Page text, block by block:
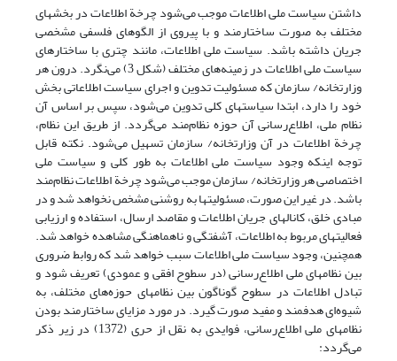
داشتن سیاست ملی اطلاعات موجب می‌شود چرخة اطلاعات در بخشهای
مختلف به صورت ساختارمند و با پیروی از الگوهای فلسفی مشخصی
جریان داشته باشد. سیاست ملی اطلاعات، مانند چتری با ساختارهای
سیاست ملی اطلاعات در زمینه‌های مختلف (شکل 3) می‌نگرد. درون هر
وزارتخانه/ سازمان که مسئولیت تدوین و اجرای سیاست اطلاعاتی بخش
خود را دارد، ابتدا سیاستهای کلی تدوین می‌شود، سپس بر اساس آن
نظام ملی، اطلاع‌رسانی آن حوزه نظام‌مند می‌گردد. از طریق این نظام،
چرخة اطلاعات در آن وزارتخانه/ سازمان تسهیل می‌شود. نکته قابل
توجه اینکه وجود سیاست ملی اطلاعات به طور کلی و سیاست ملی
اختصاصی هر وزارتخانه/ سازمان موجب می‌شود چرخة اطلاعات نظام‌مند
باشد. در غیر این صورت، مسئولیتها به روشنی مشخص نخواهد شد و در
مبادی خلق، کانالهای جریان اطلاعات و مقاصد ارسال، استفاده و ارزیابی
فعالیتهای مربوط به اطلاعات، آشفتگی و ناهماهنگی مشاهده خواهد شد.
همچنین، وجود سیاست ملی اطلاعات سبب خواهد شد که روابط ضروری
بین نظامهای ملی اطلاع‌رسانی (در سطوح افقی و عمودی) تعریف شود و
تبادل اطلاعات در سطوح گوناگون بین نظامهای حوزه‌های مختلف، به
شیوه‌ای هدفمند و مفید صورت گیرد. در مورد مزایای ساختارمند بودن
نظامهای ملی اطلاع‌رسانی، فوایدی به نقل از حری (1372) در زیر ذکر
می‌گردد: